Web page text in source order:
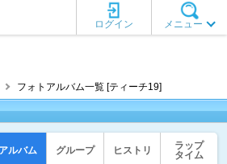
メニュー
ログイン
フォトアルバム一覧 [ティーチ19]
アルバム グループ ヒストリ
ラップ
タイム